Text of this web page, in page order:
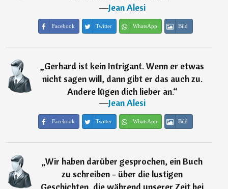
―Jean Alesi
Facebook Twitter WhatsApp Bild
„Gerhard ist kein Intrigant. Wenn er etwas
nicht sagen will, dann gibt er das auch zu.
Andere lügen dich lieber an.“
―Jean Alesi
Facebook Twitter WhatsApp Bild
„Wir haben darüber gesprochen, ein Buch
zu schreiben - über die lustigen